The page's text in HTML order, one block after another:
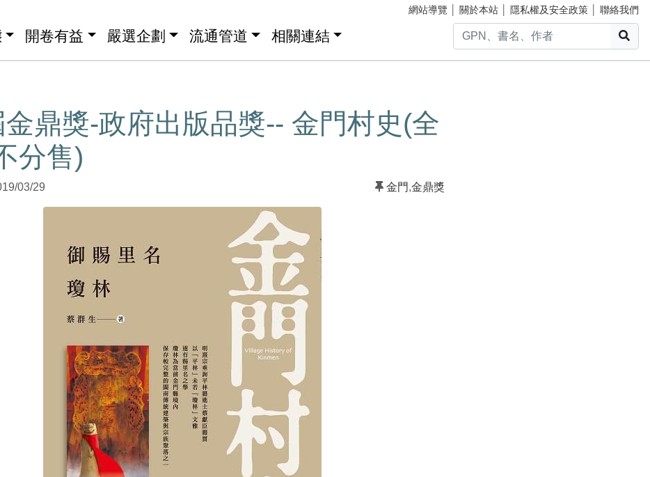
網站導覽 關於本站 隱私權及安全政策 聯絡我們
開卷有益 嚴選企劃 流通管道 相關連結
鼎獎-政府出版品獎-- 金門村史(全
分售)
03/29 金門,金鼎獎